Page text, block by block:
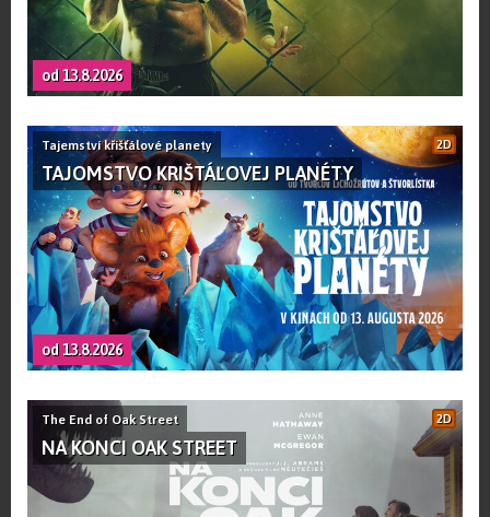
od 13.8.2026
Tajemství křišťálové planety
TAJOMSTVO KRIŠTÁĽOVEJ PLANÉTY
2D
od 13.8.2026
The End of Oak Street
NA KONCI OAK STREET
2D